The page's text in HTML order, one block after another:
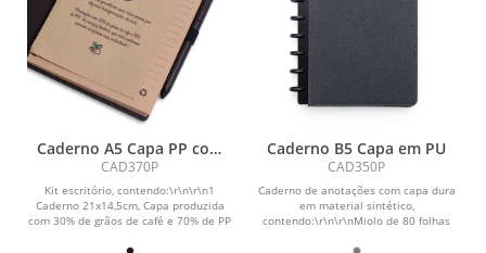
Caderno A5 Capa PP com
Caneta
CAD370P
Kit escritório, contendo:\r\n\r\n1
Caderno 21x14,5cm, Capa produzida
com 30% de grãos de café e 70% de PP
Caderno B5 Capa em PU
CAD350P
Caderno de anotações com capa dura
em material sintético,
contendo:\r\n\r\nMiolo de 80 folhas